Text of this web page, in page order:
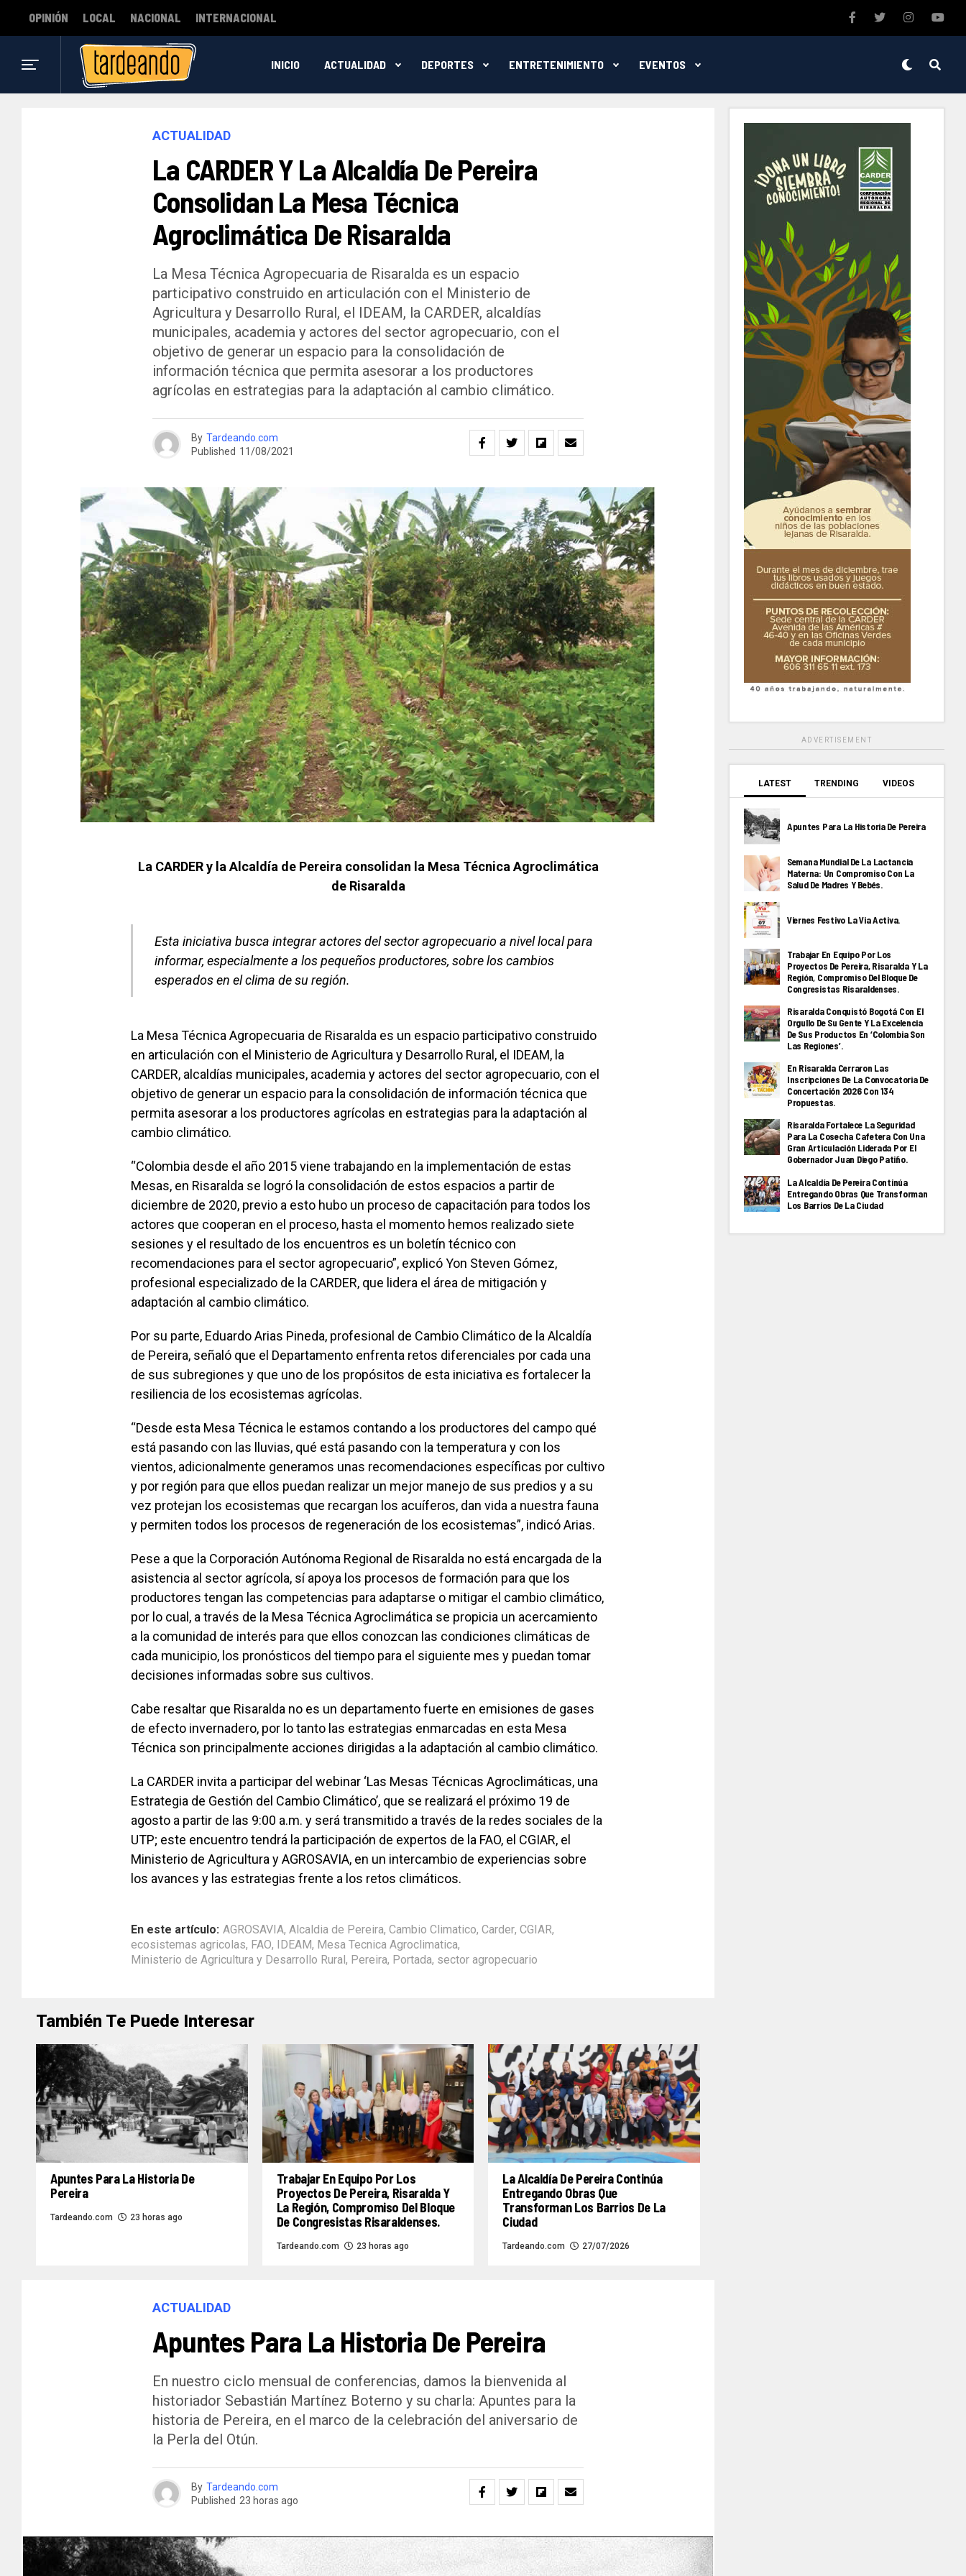
OPINIÓN LOCAL NACIONAL INTERNACIONAL
INICIO ACTUALIDAD DEPORTES ENTRETENIMIENTO EVENTOS
ACTUALIDAD
La CARDER Y La Alcaldía De Pereira
Consolidan La Mesa Técnica
Agroclimática De Risaralda
La Mesa Técnica Agropecuaria de Risaralda es un espacio
participativo construido en articulación con el Ministerio de
Agricultura y Desarrollo Rural, el IDEAM, la CARDER, alcaldías
municipales, academia y actores del sector agropecuario, con el
objetivo de generar un espacio para la consolidación de
información técnica que permita asesorar a los productores
agrícolas en estrategias para la adaptación al cambio climático.
By Tardeando.com
Published 11/08/2021
La CARDER y la Alcaldía de Pereira consolidan la Mesa Técnica Agroclimática
de Risaralda
Esta iniciativa busca integrar actores del sector agropecuario a nivel local para
informar, especialmente a los pequeños productores, sobre los cambios
esperados en el clima de su región.
La Mesa Técnica Agropecuaria de Risaralda es un espacio participativo construido
en articulación con el Ministerio de Agricultura y Desarrollo Rural, el IDEAM, la
CARDER, alcaldías municipales, academia y actores del sector agropecuario, con el
objetivo de generar un espacio para la consolidación de información técnica que
permita asesorar a los productores agrícolas en estrategias para la adaptación al
cambio climático.
“Colombia desde el año 2015 viene trabajando en la implementación de estas
Mesas, en Risaralda se logró la consolidación de estos espacios a partir de
diciembre de 2020, previo a esto hubo un proceso de capacitación para todos los
actores que cooperan en el proceso, hasta el momento hemos realizado siete
sesiones y el resultado de los encuentros es un boletín técnico con
recomendaciones para el sector agropecuario”, explicó Yon Steven Gómez,
profesional especializado de la CARDER, que lidera el área de mitigación y
adaptación al cambio climático.
Por su parte, Eduardo Arias Pineda, profesional de Cambio Climático de la Alcaldía
de Pereira, señaló que el Departamento enfrenta retos diferenciales por cada una
de sus subregiones y que uno de los propósitos de esta iniciativa es fortalecer la
resiliencia de los ecosistemas agrícolas.
“Desde esta Mesa Técnica le estamos contando a los productores del campo qué
está pasando con las lluvias, qué está pasando con la temperatura y con los
vientos, adicionalmente generamos unas recomendaciones específicas por cultivo
y por región para que ellos puedan realizar un mejor manejo de sus predios y a su
vez protejan los ecosistemas que recargan los acuíferos, dan vida a nuestra fauna
y permiten todos los procesos de regeneración de los ecosistemas”, indicó Arias.
Pese a que la Corporación Autónoma Regional de Risaralda no está encargada de la
asistencia al sector agrícola, sí apoya los procesos de formación para que los
productores tengan las competencias para adaptarse o mitigar el cambio climático,
por lo cual, a través de la Mesa Técnica Agroclimática se propicia un acercamiento
a la comunidad de interés para que ellos conozcan las condiciones climáticas de
cada municipio, los pronósticos del tiempo para el siguiente mes y puedan tomar
decisiones informadas sobre sus cultivos.
Cabe resaltar que Risaralda no es un departamento fuerte en emisiones de gases
de efecto invernadero, por lo tanto las estrategias enmarcadas en esta Mesa
Técnica son principalmente acciones dirigidas a la adaptación al cambio climático.
La CARDER invita a participar del webinar ‘Las Mesas Técnicas Agroclimáticas, una
Estrategia de Gestión del Cambio Climático’, que se realizará el próximo 19 de
agosto a partir de las 9:00 a.m. y será transmitido a través de la redes sociales de la
UTP; este encuentro tendrá la participación de expertos de la FAO, el CGIAR, el
Ministerio de Agricultura y AGROSAVIA, en un intercambio de experiencias sobre
los avances y las estrategias frente a los retos climáticos.
En este artículo: AGROSAVIA, Alcaldia de Pereira, Cambio Climatico, Carder, CGIAR,
ecosistemas agricolas, FAO, IDEAM, Mesa Tecnica Agroclimatica,
Ministerio de Agricultura y Desarrollo Rural, Pereira, Portada, sector agropecuario
También Te Puede Interesar
Apuntes Para La Historia De
Pereira
Tardeando.com 23 horas ago
Trabajar En Equipo Por Los
Proyectos De Pereira, Risaralda Y
La Región, Compromiso Del Bloque
De Congresistas Risaraldenses.
Tardeando.com 23 horas ago
La Alcaldía De Pereira Continúa
Entregando Obras Que
Transforman Los Barrios De La
Ciudad
Tardeando.com 27/07/2026
ACTUALIDAD
Apuntes Para La Historia De Pereira
En nuestro ciclo mensual de conferencias, damos la bienvenida al
historiador Sebastián Martínez Boterno y su charla: Apuntes para la
historia de Pereira, en el marco de la celebración del aniversario de
la Perla del Otún.
By Tardeando.com
Published 23 horas ago
ADVERTISEMENT
LATEST TRENDING VIDEOS
Apuntes Para La Historia De Pereira
Semana Mundial De La Lactancia
Materna: Un Compromiso Con La
Salud De Madres Y Bebés.
Viernes Festivo La Via Activa.
Trabajar En Equipo Por Los
Proyectos De Pereira, Risaralda Y La
Región, Compromiso Del Bloque De
Congresistas Risaraldenses.
Risaralda Conquistó Bogotá Con El
Orgullo De Su Gente Y La Excelencia
De Sus Productos En ‘Colombia Son
Las Regiones’.
En Risaralda Cerraron Las
Inscripciones De La Convocatoria De
Concertación 2026 Con 134
Propuestas.
Risaralda Fortalece La Seguridad
Para La Cosecha Cafetera Con Una
Gran Articulación Liderada Por El
Gobernador Juan Diego Patiño.
La Alcaldía De Pereira Continúa
Entregando Obras Que Transforman
Los Barrios De La Ciudad